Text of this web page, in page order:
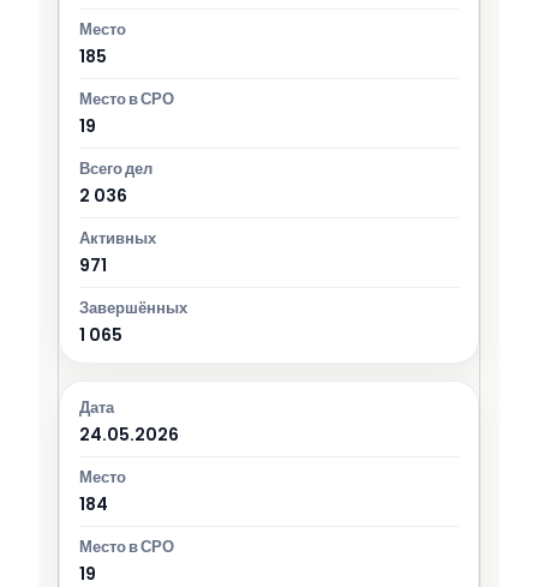
185
19
2 036
971
1 065
24.05.2026
184
19